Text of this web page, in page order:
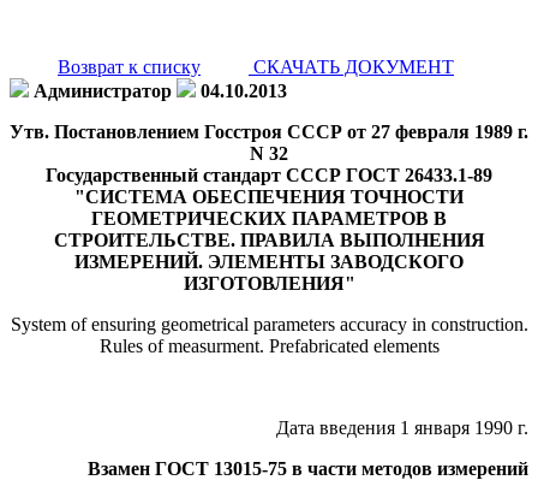
Возврат к списку
СКАЧАТЬ ДОКУМЕНТ
Администратор
04.10.2013
Утв. Постановлением Госстроя СССР от 27 февраля 1989 г.
N 32
Государственный стандарт СССР ГОСТ 26433.1-89
"СИСТЕМА ОБЕСПЕЧЕНИЯ ТОЧНОСТИ
ГЕОМЕТРИЧЕСКИХ ПАРАМЕТРОВ В
СТРОИТЕЛЬСТВЕ. ПРАВИЛА ВЫПОЛНЕНИЯ
ИЗМЕРЕНИЙ. ЭЛЕМЕНТЫ ЗАВОДСКОГО
ИЗГОТОВЛЕНИЯ"
System of ensuring geometrical parameters accuracy in construction.
Rules of measurment. Prefabricated elements
Дата введения 1 января 1990 г.
Взамен ГОСТ 13015-75 в части методов измерений